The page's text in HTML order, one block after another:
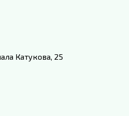
Катукова, 25